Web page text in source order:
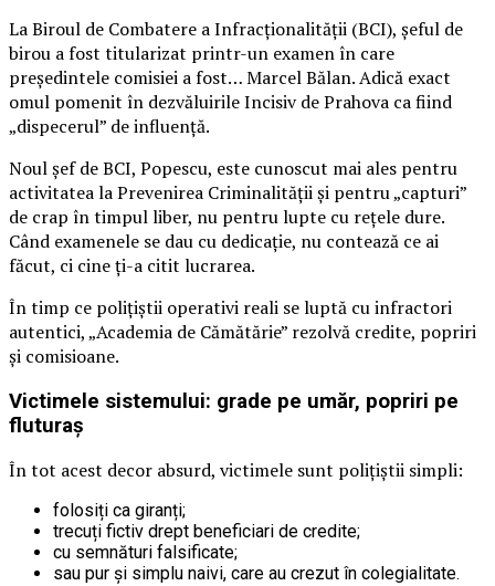
La Biroul de Combatere a Infracționalității (BCI), șeful de
birou a fost titularizat printr-un examen în care
președintele comisiei a fost… Marcel Bălan. Adică exact
omul pomenit în dezvăluirile Incisiv de Prahova ca fiind
„dispecerul” de influență.
Noul șef de BCI, Popescu, este cunoscut mai ales pentru
activitatea la Prevenirea Criminalității și pentru „capturi”
de crap în timpul liber, nu pentru lupte cu rețele dure.
Când examenele se dau cu dedicație, nu contează ce ai
făcut, ci cine ți-a citit lucrarea.
În timp ce polițiștii operativi reali se luptă cu infractori
autentici, „Academia de Cămătărie” rezolvă credite, popriri
și comisioane.
Victimele sistemului: grade pe umăr, popriri pe
fluturaș
În tot acest decor absurd, victimele sunt polițiștii simpli:
folosiți ca giranți;
trecuți fictiv drept beneficiari de credite;
cu semnături falsificate;
sau pur și simplu naivi, care au crezut în colegialitate.